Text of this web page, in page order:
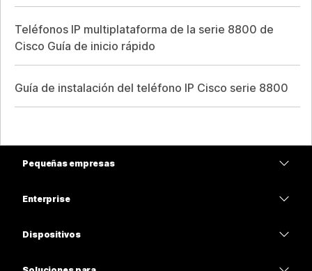
Teléfonos IP multiplataforma de la serie 8800 de
Cisco Guía de inicio rápido
Guía de instalación del teléfono IP Cisco serie 8800
Pequeñas empresas
Enterprise
Dispositivos